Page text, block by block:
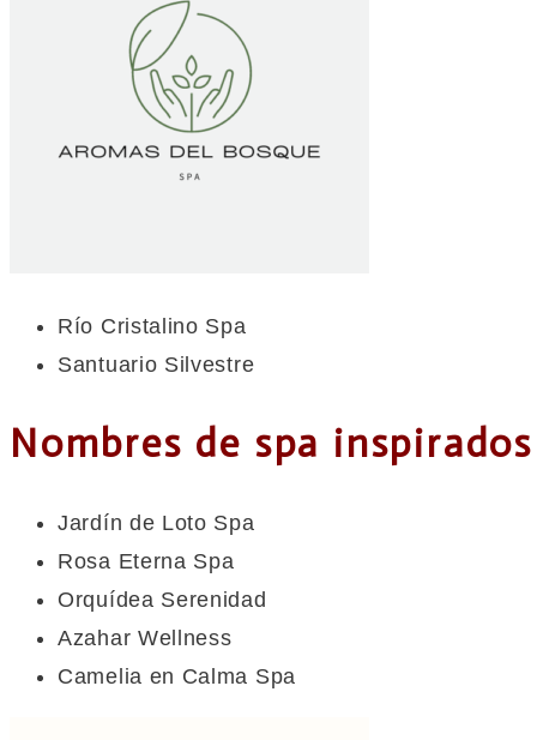
Río Cristalino Spa
Santuario Silvestre
Nombres de spa
Jardín de Loto Spa
Rosa Eterna Spa
Orquídea Serenidad
Azahar Wellness
Camelia en Calma Spa